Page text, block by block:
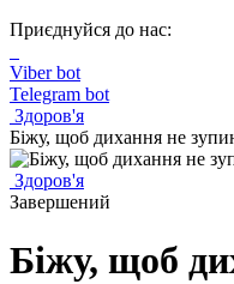
Приєднуйся до нас:
Viber bot
Telegram bot
Здоров'я
Біжу, щоб дихання не
Здоров'я
Завершений
Біжу, щоб